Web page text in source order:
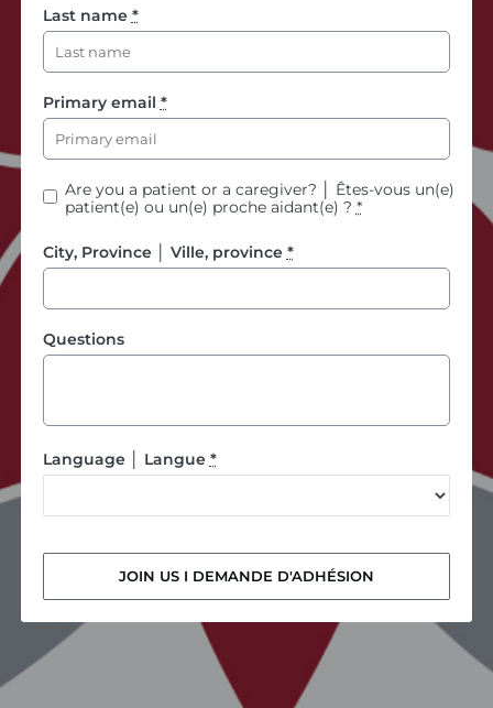
Last name *
Primary email *
Are you a patient or a caregiver? │ Êtes-vous un(e)
patient(e) ou un(e) proche aidant(e) ? *
City, Province │ Ville, province *
Questions
Language │ Langue *